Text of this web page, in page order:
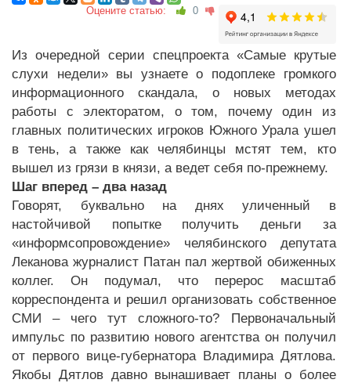
Оцените статью: 0
Из очередной серии спецпроекта «Самые крутые
слухи недели» вы узнаете о подоплеке громкого
информационного скандала, о новых методах
работы с электоратом, о том, почему один из
главных политических игроков Южного Урала ушел
в тень, а также как челябинцы мстят тем, кто
вышел из грязи в князи, а ведет себя по-прежнему.
Шаг вперед – два назад
Говорят, буквально на днях уличенный в
настойчивой попытке получить деньги за
«информсопровождение» челябинского депутата
Леканова журналист Патан пал жертвой обиженных
коллег. Он подумал, что перерос масштаб
корреспондента и решил организовать собственное
СМИ – чего тут сложного-то? Первоначальный
импульс по развитию нового агентства он получил
от первого вице-губернатора Владимира Дятлова.
Якобы Дятлов давно вынашивает планы о более